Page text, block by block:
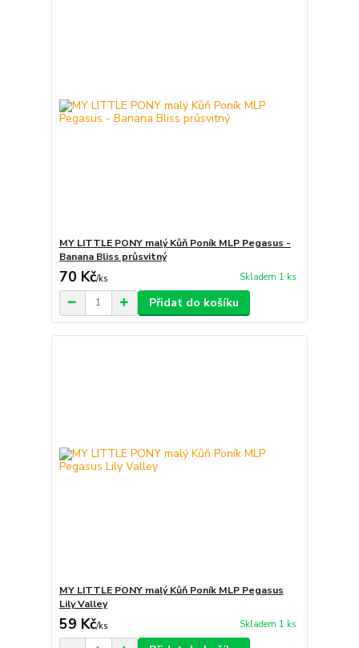
MY LITTLE PONY malý Kůň Poník MLP Pegasus -
Banana Bliss průsvitný
70 Kč/ks Skladem 1 ks
Přidat do košíku
MY LITTLE PONY malý Kůň Poník MLP Pegasus
Lily Valley
59 Kč/ks Skladem 1 ks